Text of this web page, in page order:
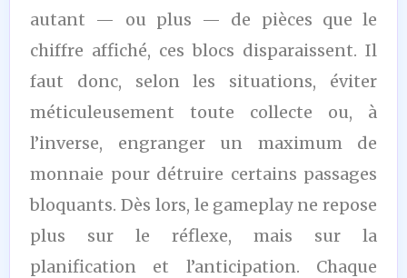
autant — ou plus — de pièces que le
chiffre affiché, ces blocs disparaissent. Il
faut donc, selon les situations, éviter
méticuleusement toute collecte ou, à
l’inverse, engranger un maximum de
monnaie pour détruire certains passages
bloquants. Dès lors, le gameplay ne repose
plus sur le réflexe, mais sur la
planification et l’anticipation. Chaque